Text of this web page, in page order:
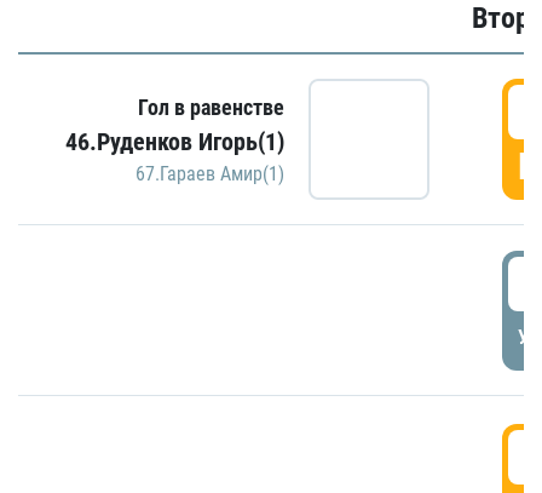
Гол в равенстве
46.Руденков Игорь(1)
67.Гараев Амир(1)